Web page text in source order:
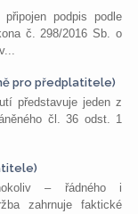
podpis podle
č. 298/2016 Sb. o
pro předplatitele)
představuje jeden z
čl. 36 odst. 1
– řádného i
zahrnuje faktické